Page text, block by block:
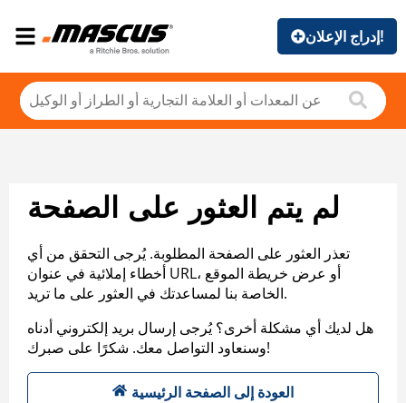
إدراج الإعلان!
لم يتم العثور على الصفحة
تعذر العثور على الصفحة المطلوبة. يُرجى التحقق من أي
أخطاء إملائية في عنوان URL، أو عرض خريطة الموقع
الخاصة بنا لمساعدتك في العثور على ما تريد.
هل لديك أي مشكلة أخرى؟ يُرجى إرسال بريد إلكتروني أدناه
وسنعاود التواصل معك. شكرًا على صبرك!
العودة إلى الصفحة الرئيسية